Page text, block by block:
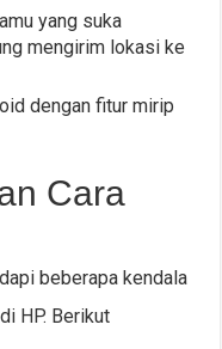
yang suka
mengirim lokasi ke
dengan fitur mirip
Cara
beberapa kendala
HP. Berikut